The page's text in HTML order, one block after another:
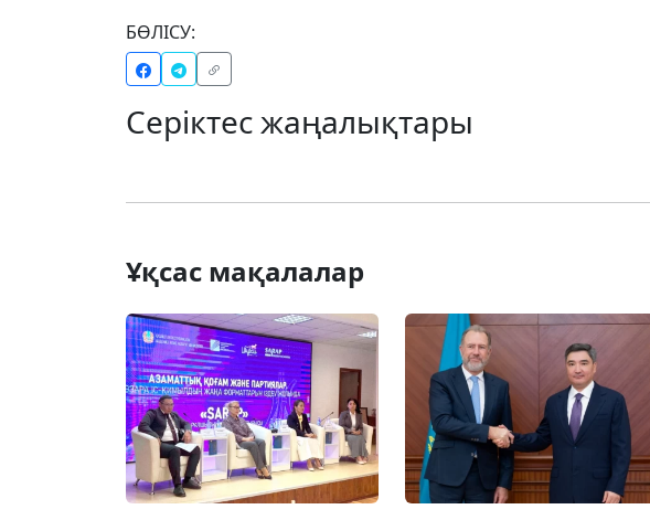
БӨЛІСУ:
Серіктес жаңалықтары
Ұқсас мақалалар